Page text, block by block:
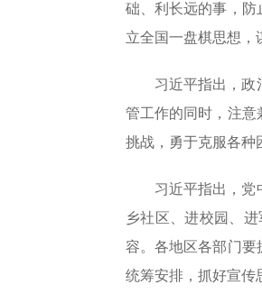
础、利长远的事，防
立全国一盘棋思想，
习近平指出，政
管工作的同时，注意
挑战，勇于克服各种
习近平指出，党
乡社区、进校园、
容。各地区各部门要
统筹安排，抓好宣传